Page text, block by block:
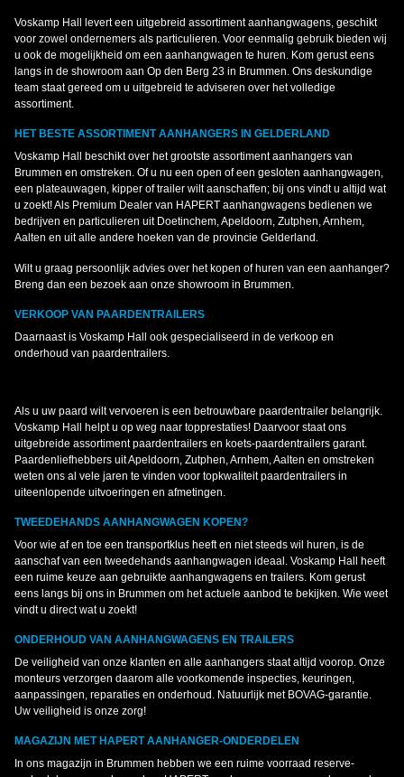
Voskamp Hall levert een uitgebreid assortiment aanhangwagens, geschikt
voor zowel ondernemers als particulieren. Voor eenmalig gebruik bieden wij
u ook de mogelijkheid om een aanhangwagen te huren. Kom gerust eens
langs in de showroom aan Op den Berg 23 in Brummen. Ons deskundige
team staat gereed om u uitgebreid te adviseren over het volledige
assortiment.
HET BESTE ASSORTIMENT AANHANGERS IN GELDERLAND
Voskamp Hall beschikt over het grootste assortiment aanhangers van
Brummen en omstreken. Of u nu een open of een gesloten aanhangwagen,
een plateauwagen, kipper of trailer wilt aanschaffen; bij ons vindt u altijd wat
u zoekt! Als Premium Dealer van HAPERT aanhangwagens bedienen we
bedrijven en particulieren uit Doetinchem, Apeldoorn, Zutphen, Arnhem,
Aalten en uit alle andere hoeken van de provincie Gelderland.
Wilt u graag persoonlijk advies over het kopen of huren van een aanhanger?
Breng dan een bezoek aan onze showroom in Brummen.
VERKOOP VAN PAARDENTRAILERS
Daarnaast is Voskamp Hall ook gespecialiseerd in de verkoop en
onderhoud van paardentrailers.
Als u uw paard wilt vervoeren is een betrouwbare paardentrailer belangrijk.
Voskamp Hall helpt u op weg naar topprestaties! Daarvoor staat ons
uitgebreide assortiment paardentrailers en koets-paardentrailers garant.
Paardenliefhebbers uit Apeldoorn, Zutphen, Arnhem, Aalten en omstreken
weten ons al vele jaren te vinden voor topkwaliteit paardentrailers in
uiteenlopende uitvoeringen en afmetingen.
TWEEDEHANDS AANHANGWAGEN KOPEN?
Voor wie af en toe een transportklus heeft en niet steeds wil huren, is de
aanschaf van een tweedehands aanhangwagen ideaal. Voskamp Hall heeft
een ruime keuze aan gebruikte aanhangwagens en trailers. Kom gerust
eens langs bij ons in Brummen om het actuele aanbod te bekijken. Wie weet
vindt u direct wat u zoekt!
ONDERHOUD VAN AANHANGWAGENS EN TRAILERS
De veiligheid van onze klanten en alle aanhangers staat altijd voorop. Onze
monteurs verzorgen daarom alle voorkomende inspecties, keuringen,
aanpassingen, reparaties en onderhoud. Natuurlijk met BOVAG-garantie.
Uw veiligheid is onze zorg!
MAGAZIJN MET HAPERT AANHANGER-ONDERDELEN
In ons magazijn in Brummen hebben we een ruime voorraad reserve-